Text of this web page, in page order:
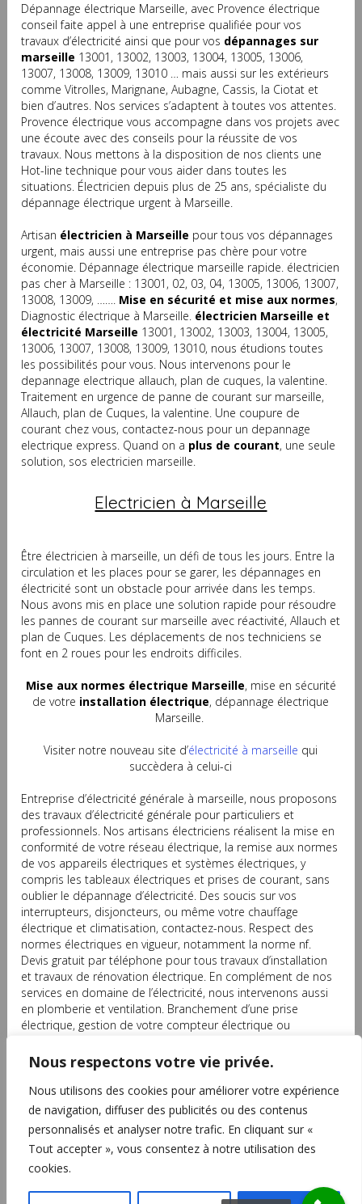
Nous respectons votre vie privée.
Nous utilisons des cookies pour améliorer votre expérience
de navigation, diffuser des publicités ou des contenus
personnalisés et analyser notre trafic. En cliquant sur «
Tout accepter », vous consentez à notre utilisation des
cookies.
Dépannage électrique Marseille, avec Provence électrique
conseil faite appel à une entreprise qualifiée pour vos
travaux d’électricité ainsi que pour vos dépannages sur
marseille 13001, 13002, 13003, 13004, 13005, 13006,
13007, 13008, 13009, 13010 … mais aussi sur les extérieurs
comme Vitrolles, Marignane, Aubagne, Cassis, la Ciotat et
bien d’autres. Nos services s’adaptent à toutes vos attentes.
Provence électrique vous accompagne dans vos projets avec
une écoute avec des conseils pour la réussite de vos
travaux. Nous mettons à la disposition de nos clients une
Hot-line technique pour vous aider dans toutes les
situations. Électricien depuis plus de 25 ans, spécialiste du
dépannage électrique urgent à Marseille.
Artisan électricien à Marseille pour tous vos dépannages
urgent, mais aussi une entreprise pas chère pour votre
économie. Dépannage électrique marseille rapide. électricien
pas cher à Marseille : 13001, 02, 03, 04, 13005, 13006, 13007,
13008, 13009, ……. Mise en sécurité et mise aux normes,
Diagnostic électrique à Marseille. électricien Marseille et
électricité Marseille 13001, 13002, 13003, 13004, 13005,
13006, 13007, 13008, 13009, 13010, nous étudions toutes
les possibilités pour vous. Nous intervenons pour le
depannage electrique allauch, plan de cuques, la valentine.
Traitement en urgence de panne de courant sur marseille,
Allauch, plan de Cuques, la valentine. Une coupure de
courant chez vous, contactez-nous pour un depannage
electrique express. Quand on a plus de courant, une seule
solution, sos electricien marseille.
Electricien à Marseille
Être électricien à marseille, un défi de tous les jours. Entre la
circulation et les places pour se garer, les dépannages en
électricité sont un obstacle pour arrivée dans les temps.
Nous avons mis en place une solution rapide pour résoudre
les pannes de courant sur marseille avec réactivité, Allauch et
plan de Cuques. Les déplacements de nos techniciens se
font en 2 roues pour les endroits difficiles.
Mise aux normes électrique Marseille, mise en sécurité
de votre installation électrique, dépannage électrique
Marseille.
Visiter notre nouveau site d’électricité à marseille qui
succèdera à celui-ci
Entreprise d’électricité générale à marseille, nous proposons
des travaux d’électricité générale pour particuliers et
professionnels. Nos artisans électriciens réalisent la mise en
conformité de votre réseau électrique, la remise aux normes
de vos appareils électriques et systèmes électriques, y
compris les tableaux électriques et prises de courant, sans
oublier le dépannage d’électricité. Des soucis sur vos
interrupteurs, disjoncteurs, ou même votre chauffage
électrique et climatisation, contactez-nous. Respect des
normes électriques en vigueur, notamment la norme nf.
Devis gratuit par téléphone pour tous travaux d’installation
et travaux de rénovation électrique. En complément de nos
services en domaine de l’électricité, nous intervenons aussi
en plomberie et ventilation. Branchement d’une prise
électrique, gestion de votre compteur électrique ou
fort, courant faible ou basse-tension, nos compétences
couvrent tout le spectre. Contactez-nous également pour
vos radiateurs et ventilations. Dépannages électriques,
Volets roulants, portails électriques, éclairages, interphone.